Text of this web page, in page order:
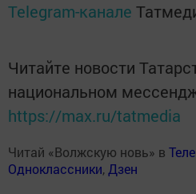
Telegram-канале
Читайте новости
национальном
https://max.ru/tatmedia
Читай «Волжскую новь» в
Одноклассники, Дзен